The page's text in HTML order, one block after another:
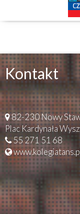
Kontakt
82-230 Nowy
Plac Kardynała
55 271 51 68